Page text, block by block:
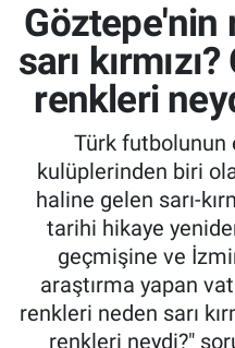
Göztepe'nin
sarı
renkleri
Türk futbolunun
kulüplerinden biri
haline gelen sarı-
tarihi hikaye
geçmişine ve
araştırma yapan
renkleri neden sarı
renkleri neydi?"
İzmir Namaz
İzmir Trafik
Süper Lig Puan
Tüm Manşetler
Son Dakika Haberleri
Haber Arşivi